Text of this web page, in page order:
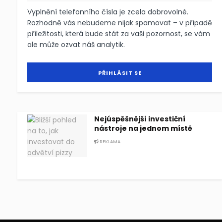
Vyplnění telefonního čísla je zcela dobrovolné.
Rozhodně vás nebudeme nijak spamovat – v případě
příležitosti, která bude stát za vaši pozornost, se vám
ale může ozvat náš analytik.
Nejúspěšnější investiční
nástroje na jednom místě
REKLAMA